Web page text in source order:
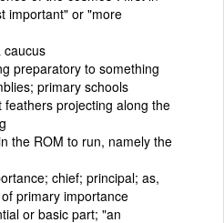
important" or "more
caucus
preparatory to something
primary schools
projecting along the
the ROM to run, namely the
chief; principal; as,
primary importance
or basic part; "an